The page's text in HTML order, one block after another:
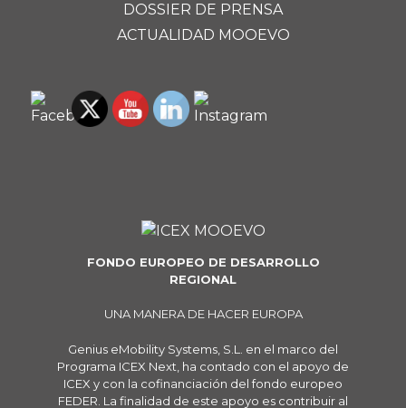
DOSSIER DE PRENSA
ACTUALIDAD MOOEVO
FONDO EUROPEO DE DESARROLLO
REGIONAL
UNA MANERA DE HACER EUROPA
Genius eMobility Systems, S.L. en el marco del
Programa ICEX Next, ha contado con el apoyo de
ICEX y con la cofinanciación del fondo europeo
FEDER. La finalidad de este apoyo es contribuir al